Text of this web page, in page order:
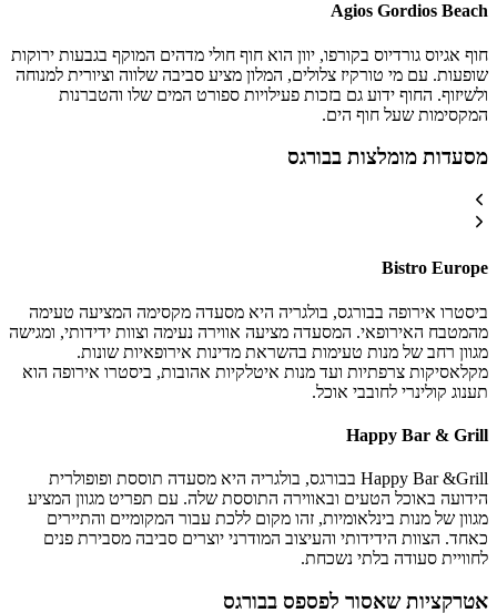
Agios Gordios Beach
חוף אגיוס גורדיוס בקורפו, יוון הוא חוף חולי מדהים המוקף בגבעות ירוקות
שופעות. עם מי טורקיז צלולים, המלון מציע סביבה שלווה וציורית למנוחה
ולשיזוף. החוף ידוע גם בזכות פעילויות ספורט המים שלו והטברנות
המקסימות שעל חוף הים.
מסעדות מומלצות בבורגס
Bistro Europe
ביסטרו אירופה בבורגס, בולגריה היא מסעדה מקסימה המציעה טעימה
מהמטבח האירופאי. המסעדה מציעה אווירה נעימה וצוות ידידותי, ומגישה
מגוון רחב של מנות טעימות בהשראת מדינות אירופאיות שונות.
מקלאסיקות צרפתיות ועד מנות איטלקיות אהובות, ביסטרו אירופה הוא
תענוג קולינרי לחובבי אוכל.
Happy Bar & Grill
Happy Bar &Grill בבורגס, בולגריה היא מסעדה תוססת ופופולרית
הידועה באוכל הטעים ובאווירה התוססת שלה. עם תפריט מגוון המציע
מגוון של מנות בינלאומיות, זהו מקום ללכת עבור המקומיים והתיירים
כאחד. הצוות הידידותי והעיצוב המודרני יוצרים סביבה מסבירת פנים
לחוויית סעודה בלתי נשכחת.
אטרקציות שאסור לפספס בבורגס